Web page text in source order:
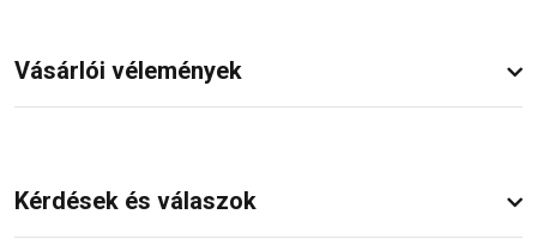
Vásárlói vélemények
Kérdések és válaszok